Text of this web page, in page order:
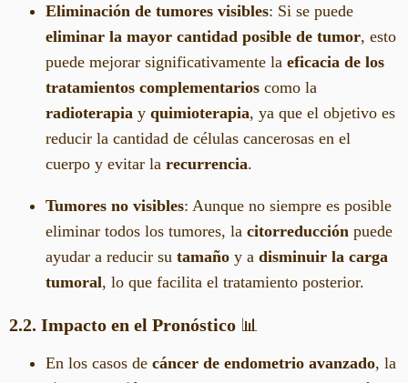
Eliminación de tumores visibles: Si se puede
eliminar la mayor cantidad posible de tumor, esto
puede mejorar significativamente la eficacia de los
tratamientos complementarios como la
radioterapia y quimioterapia, ya que el objetivo es
reducir la cantidad de células cancerosas en el
cuerpo y evitar la recurrencia.
Tumores no visibles: Aunque no siempre es posible
eliminar todos los tumores, la citorreducción puede
ayudar a reducir su tamaño y a disminuir la carga
tumoral, lo que facilita el tratamiento posterior.
2.2. Impacto en el Pronóstico 📊
En los casos de cáncer de endometrio avanzado, la